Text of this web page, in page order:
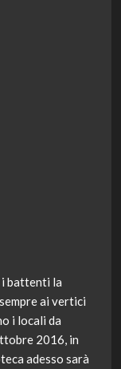
i battenti la
ai vertici
i locali da
2016, in
adesso sarà